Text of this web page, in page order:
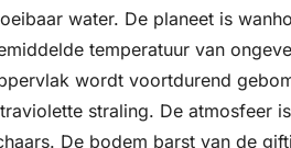
water. De planeet is
temperatuur van
wordt voortdurend
straling. De atmosfeer
De bodem barst van de